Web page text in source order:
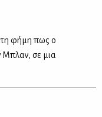
φήμη πως ο
σε μια